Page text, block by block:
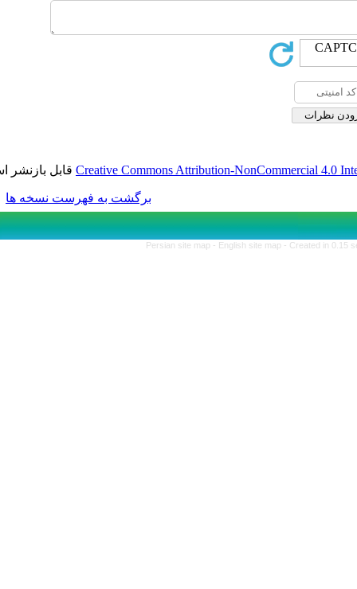
Creative Commons Attribution-قابل بازنشر است.
برگشت به فهرست نسخه ها
Persian site map -